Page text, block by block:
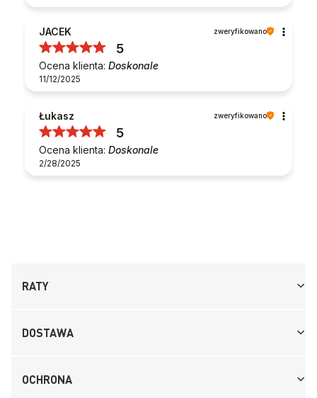
JACEK zweryfikowano
5
Ocena klienta: Doskonale
11/12/2025
Łukasz zweryfikowano
5
Ocena klienta: Doskonale
2/28/2025
RATY
DOSTAWA
OCHRONA